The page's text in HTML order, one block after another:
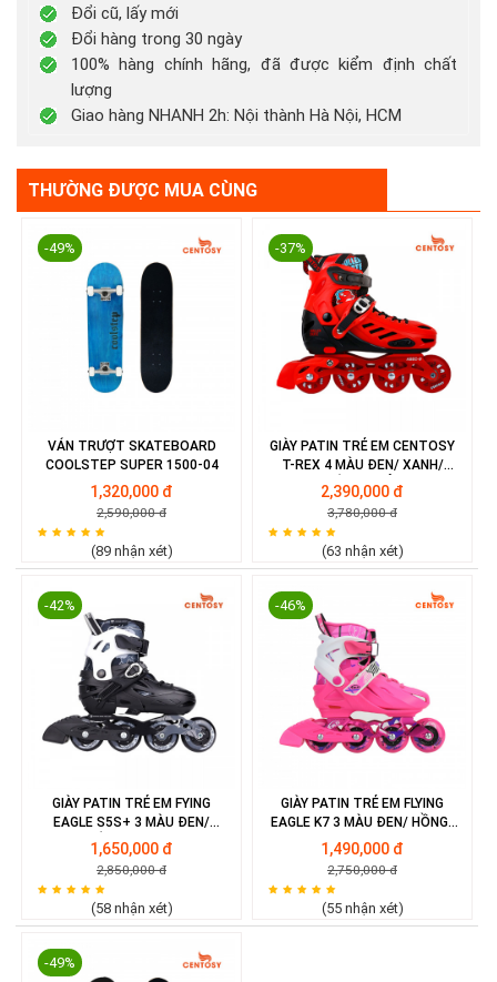
Đổi cũ, lấy mới
Đổi hàng trong 30 ngày
100% hàng chính hãng, đã được kiểm định chất
lượng
Giao hàng NHANH 2h: Nội thành Hà Nội, HCM
THƯỜNG ĐƯỢC MUA CÙNG
-49%
VÁN TRƯỢT SKATEBOARD
COOLSTEP SUPER 1500-04
1,320,000 đ
2,590,000 đ
(89 nhận xét)
-37%
GIÀY PATIN TRẺ EM CENTOSY
T-REX 4 MÀU ĐEN/ XANH/
HỒNG/ ĐỎ
2,390,000 đ
3,780,000 đ
(63 nhận xét)
-42%
GIÀY PATIN TRẺ EM FYING
EAGLE S5S+ 3 MÀU ĐEN/
HỒNG/ XANH
1,650,000 đ
2,850,000 đ
(58 nhận xét)
-46%
GIÀY PATIN TRẺ EM FLYING
EAGLE K7 3 MÀU ĐEN/ HỒNG/
XANH
1,490,000 đ
2,750,000 đ
(55 nhận xét)
-49%